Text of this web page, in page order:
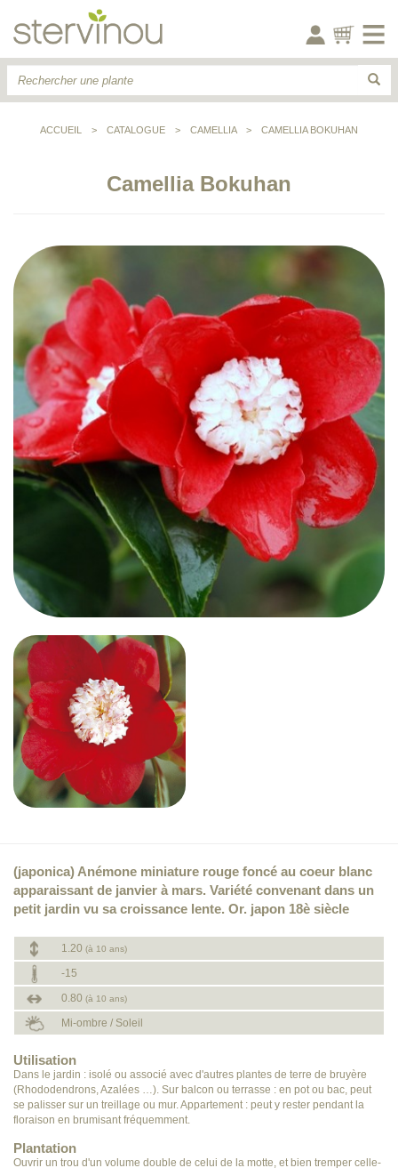
ACCUEIL > CATALOGUE > CAMELLIA > CAMELLIA BOKUHAN
Camellia Bokuhan
(japonica) Anémone miniature rouge foncé au coeur blanc
apparaissant de janvier à mars. Variété convenant dans un
petit jardin vu sa croissance lente. Or. japon 18è siècle
1.20 (à 10 ans)
-15
0.80 (à 10 ans)
Mi-ombre / Soleil
Utilisation
Dans le jardin : isolé ou associé avec d'autres plantes de terre de bruyère
(Rhododendrons, Azalées …). Sur balcon ou terrasse : en pot ou bac, peut
se palisser sur un treillage ou mur. Appartement : peut y rester pendant la
floraison en brumisant fréquemment.
Plantation
Ouvrir un trou d'un volume double de celui de la motte, et bien tremper celle-